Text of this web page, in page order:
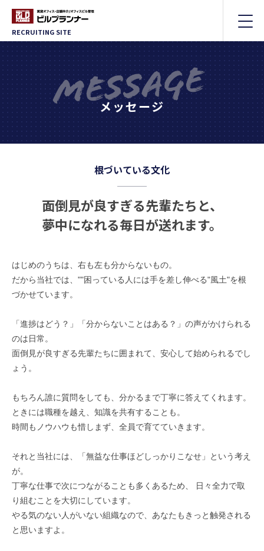
RECRUITING SITE
メッセージ
根づいている文化
面倒見が良すぎる先輩たちと、
夢中になれる毎日が送れます。
はじめのうちは、右も左も分からないもの。
だから当社では、""困っている人には手を差し伸べる"風土"を根
づかせています。
「進捗はどう？」「分からないことはある？」の声がかけられる
のは日常。
面倒見が良すぎる先輩たちに囲まれて、安心して始められるでし
ょう。
もちろん誰に質問をしても、分かるまで丁寧に答えてくれます。
ときには職種を越え、知識を共有することも。
時間もノウハウも惜しまず、全員で育てていきます。
それと当社には、「無益な仕事ほどしっかりこなせ」という考え
が。
丁寧な仕事で次につながることも多くあるため、
日々全力で取
り組むことを大切にしています。
やる気のない人がいない組織なので、あなたもきっと触発される
と思いますよ。